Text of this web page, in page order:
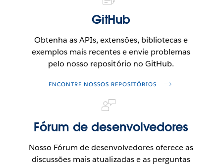
GitHub
Obtenha as APIs, extensões, bibliotecas e
exemplos mais recentes e envie problemas
pelo nosso repositório no GitHub.
ENCONTRE NOSSOS REPOSITÓRIOS
ABRE
JANELA.
Fórum de desenvolvedores
Nosso Fórum de desenvolvedores oferece as
discussões mais atualizadas e as perguntas